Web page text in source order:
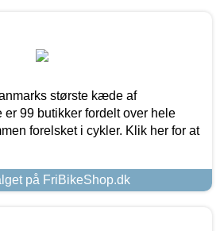
største kæde af
er 99 butikker fordelt over hele
forelsket i cykler. Klik her for at
på FriBikeShop.dk